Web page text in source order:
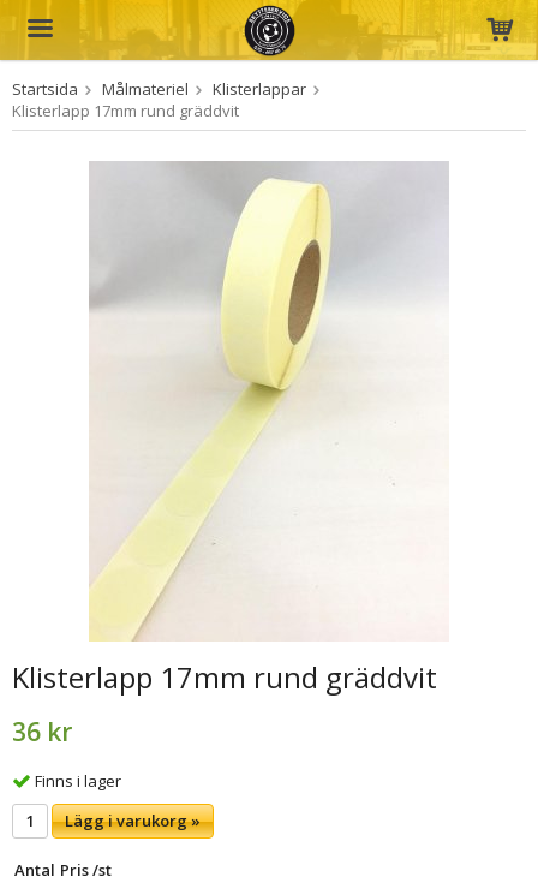
Produkten har blivit tillagd i varukorgen
Startsida Målmateriel
Klisterlappar
Klisterlapp 17mm rund gräddvit
Klisterlapp 17mm rund gräddvit
36 kr
Finns i lager
Lägg i varukorg »
Antal Pris /st